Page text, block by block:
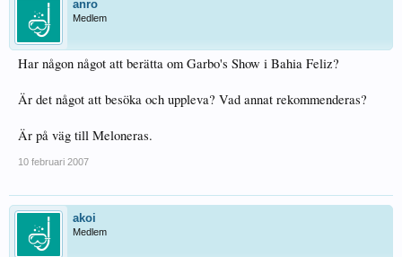
anro
Medlem
Har någon något att berätta om Garbo's Show i Bahia Feliz?
Är det något att besöka och uppleva? Vad annat rekommenderas?
Är på väg till Meloneras.
10 februari 2007
akoi
Medlem